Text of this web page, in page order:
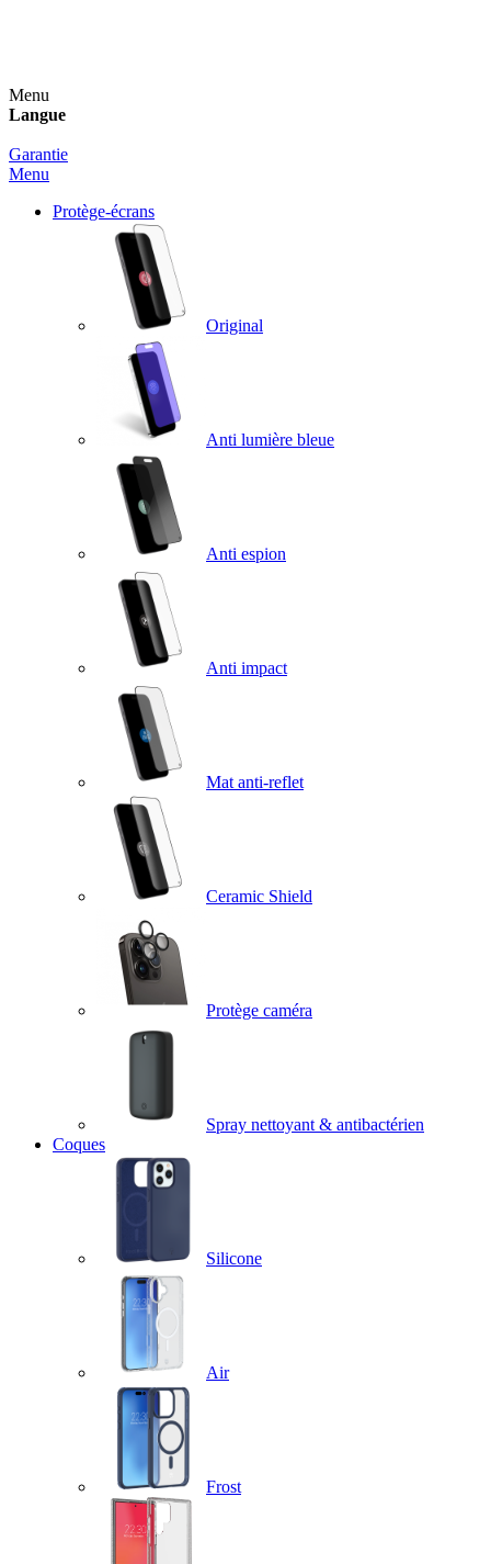
Menu
Langue
Garantie
Menu
Protège-écrans
Original
Anti lumière bleue
Anti espion
Anti impact
Mat anti-reflet
Ceramic Shield
Protège caméra
Spray nettoyant & antibactérien
Coques
Silicone
Air
Frost